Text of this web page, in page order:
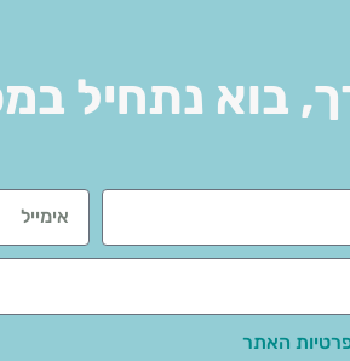
בוא נתחיל
האתר